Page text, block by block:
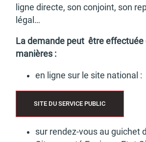
ligne directe, son conjoint, son
légal…
La demande peut être effec­tuée
manières :
en ligne sur le site natio­nal :
SITE DU SERVICE PUBLIC
sur rendez-vous au guichet